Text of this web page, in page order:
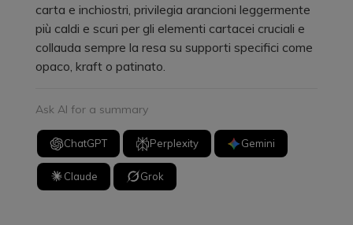
carta e inchiostri, privilegia arancioni leggermente
più caldi e scuri per gli elementi cartacei cruciali e
collauda sempre la resa su supporti specifici come
opaco, kraft o patinato.
Ask AI for a summary
ChatGPT Perplexity Gemini
Claude Grok